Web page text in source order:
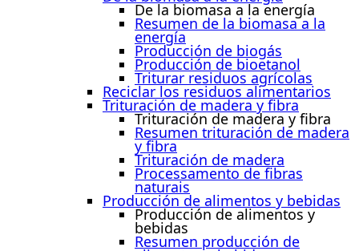
De la biomasa a la energía
Resumen de la biomasa a la
energía
Producción de biogás
Producción de bioetanol
Triturar residuos agrícolas
Reciclar los residuos alimentarios
Trituración de madera y fibra
Trituración de madera y fibra
Resumen trituración de madera
y fibra
Trituración de madera
Processamento de fibras
naturais
Producción de alimentos y bebidas
Producción de alimentos y
bebidas
Resumen producción de